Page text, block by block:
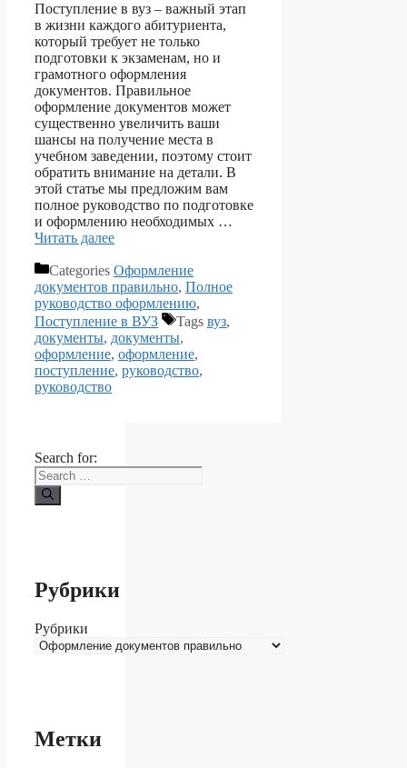
Поступление в вуз – важный этап
в жизни каждого абитуриента,
который требует не только
подготовки к экзаменам, но и
грамотного оформления
документов. Правильное
оформление документов может
существенно увеличить ваши
шансы на получение места в
учебном заведении, поэтому стоит
обратить внимание на детали. В
этой статье мы предложим вам
полное руководство по подготовке
и оформлению необходимых …
Читать далее
Categories Оформление
документов правильно, Полное
руководство оформлению,
Поступление в ВУЗ
Tags вуз,
документы, документы,
оформление, оформление,
поступление, руководство,
руководство
Search for:
Рубрики
Рубрики
Метки